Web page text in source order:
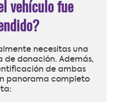
vehículo fue
necesitas una
de donación. Además,
de ambas
panorama completo